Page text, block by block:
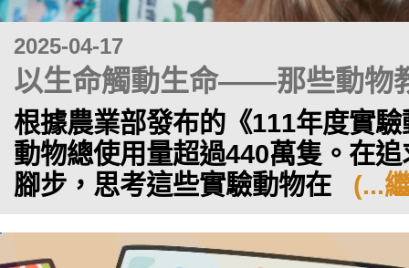
2025-04-17
以生命觸動生命——那些動物
根據農業部發布的《111年度實
動物總使用量超過440萬隻。在
腳步，思考這些實驗動物在 (...